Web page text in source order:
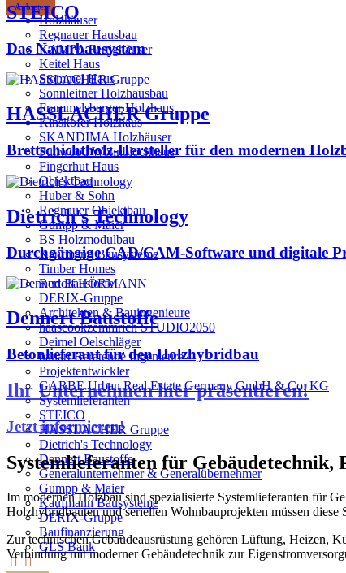
Anbieter
Holzhäuser
Regnauer Hausbau
KAMPA Fertighäuser
Keitel Haus
Stommel Haus
Sonnleitner Holzhausbau
Frammelsberger Holzhaus
Kinskofer Holzhaus
SKANDIMA Holzhäuser
Fullwood Wohnblockhaus
Fingerhut Haus
Objektbau
Huber & Sohn
Regnauer Objektbau
Gumpp & Maier
BS Holzmodulbau
Kaufmann Bausysteme
Timber Homes
Rudolf HÖRMANN
DERIX-Gruppe
Architekten & Bauingenieure
haascookzemmrich STUDIO2050
Deimel Oelschläger
bauart Beratende Ingenieure
Projektentwickler
GARBE Urban Real Estate Germany GmbH & Co. KG
Systemlieferanten
STEICO
HASSLACHER Gruppe
Dietrich's Technology
Dennert Baustoffe
Generalunternehmer & Generalübernehmer
Gumpp & Maier
Kaufmann Bausysteme
DERIX-Gruppe
Baufinanzierung
GLS Bank
STEICO
Das Naturbausystem
HASSLACHER Gruppe
Brettschichtholz-Hersteller für den modernen
Dietrich's Technology
Durchgängige CAD/CAM-Software und digitale
Dennert Baustoffe
Betonlieferant für den Holzhybridbau
Ihr Unternehmen hier präsentieren!
Jetzt informieren!
Systemlieferanten für Gebäudetechnik,
Im modernen Holzbau sind spezialisierte Systemlieferanten für
Holzhybridbauten und seriellen Wohnbauprojekten müssen
Zur technischen Gebäudeausrüstung gehören Lüftung, Heizen,
Verbindung mit moderner Gebäudetechnik zur